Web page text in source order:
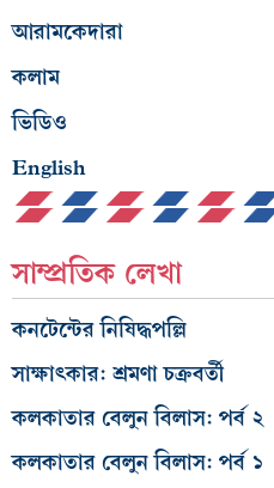
আরামকেদারা
কলাম
ভিডিও
English
সাম্প্রতিক লেখা
কনটেন্টের নিষিদ্ধপল্লি
সাক্ষাৎকার: শ্রমণা চক্রবর্তী
কলকাতার বেলুন বিলাস: পর্ব ২
কলকাতার বেলুন বিলাস: পর্ব ১